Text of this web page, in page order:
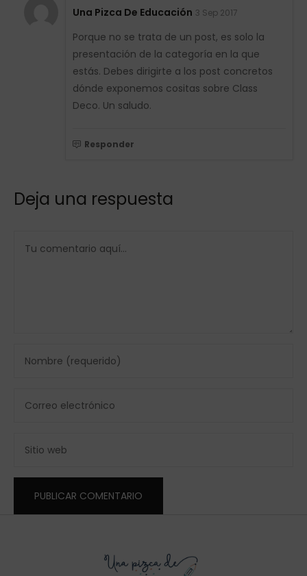
Una Pizca De Educación 3 Sep 2017
Porque no se trata de un post, es solo la
presentación de la categoría en la que
estás. Debes dirigirte a los post concretos
dónde exponemos cositas sobre Class
Deco. Un saludo.
Responder
Deja una respuesta